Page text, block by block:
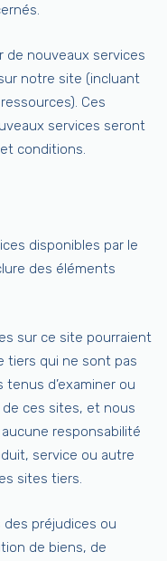
de nouveaux services
notre site (incluant
Ces
services seront
conditions.
disponibles par le
des éléments
sur ce site pourraient
tiers qui ne sont pas
tenus d’examiner ou
de ces sites, et nous
responsabilité
service ou autre
sites tiers.
des préjudices ou
de biens, de